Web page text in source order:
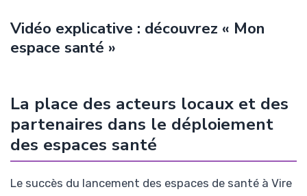
Vidéo explicative : découvrez « Mon
espace santé »
La place des acteurs locaux et des
partenaires dans le déploiement
des espaces santé
Le succès du lancement des espaces de santé à Vire